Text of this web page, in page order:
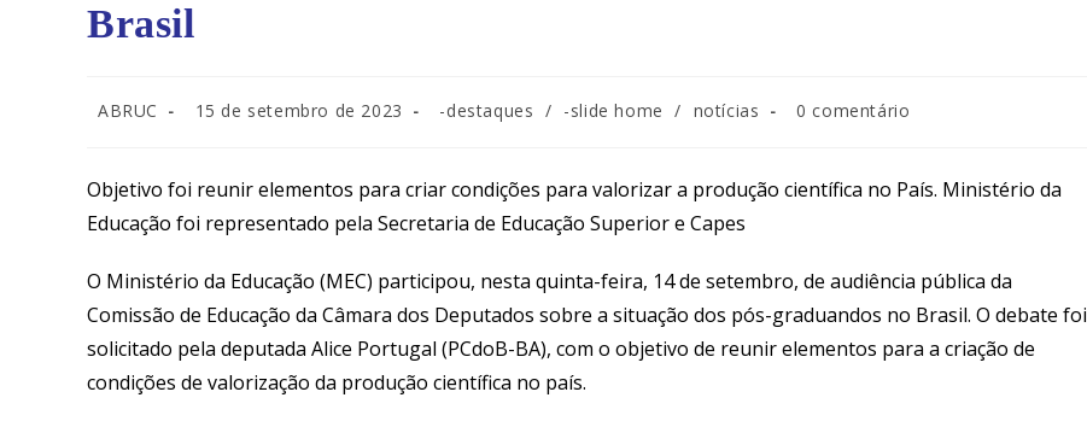
Brasil
Autor
ABRUC
Post
15 de setembro de 2023
Categoria
-destaques / -slide home / notícias
Comentários
0 comentário
Objetivo foi reunir elementos para criar condições para valorizar a produção científica no País. Ministério da
Educação foi representado pela Secretaria de Educação Superior e Capes
O Ministério da Educação (MEC) participou, nesta quinta-feira, 14 de setembro, de audiência pública da
Comissão de Educação da Câmara dos Deputados sobre a situação dos pós-graduandos no Brasil. O debate foi
solicitado pela deputada Alice Portugal (PCdoB-BA), com o objetivo de reunir elementos para a criação de
condições de valorização da produção científica no país.